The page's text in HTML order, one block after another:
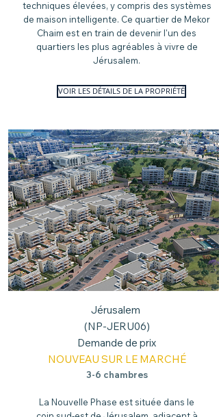
techniques élevées, y compris des systèmes
de maison intelligente. Ce quartier de Mekor
Chaim est en train de devenir l'un des
quartiers les plus agréables à vivre de
Jérusalem.
VOIR LES DÉTAILS DE LA PROPRIÉTÉ
Jérusalem
(NP-JERU06)
Demande de prix
NOUVEAU SUR LE MARCHÉ
3-6 chambres
L a Nouvelle Phase est située dans le